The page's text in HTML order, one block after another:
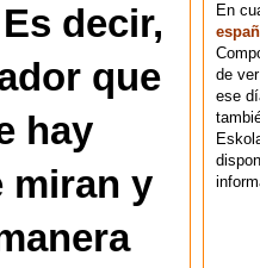
decir,
que
hay
miran y
En
de
ese